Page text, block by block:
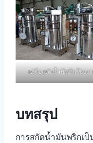
เครื่องทำน้ำมันในโรงง
บทสรุป
การสกัดน้ำมันพริกเ